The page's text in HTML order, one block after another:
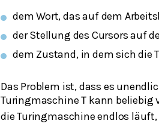
dem Wort, das auf dem
der Stellung des Cursors auf
dem Zustand, in dem sich die
Das Problem ist, dass es
TuringmaschineT kann beliebig
die Turingmaschine endlos